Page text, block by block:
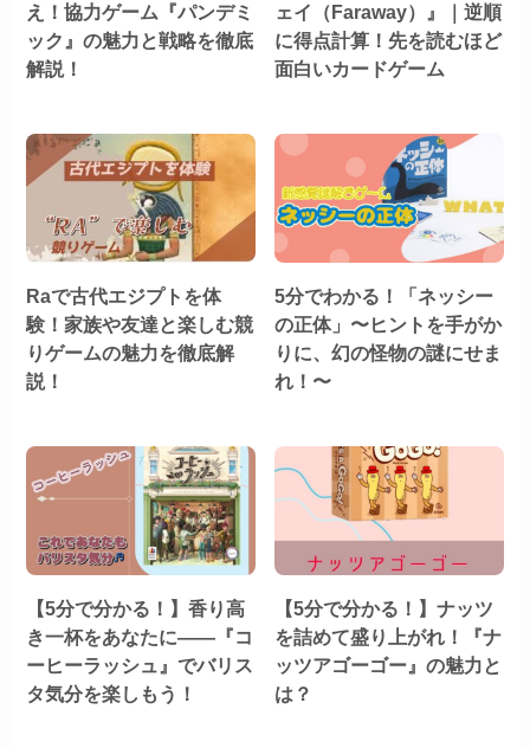
え！協力ゲーム『パンデミ
ック』の魅力と戦略を徹底
解説！
ェイ（Faraway）』｜逆順
に得点計算！先を読むほど
面白いカードゲーム
Raで古代エジプトを体
験！家族や友達と楽しむ競
りゲームの魅力を徹底解
説！
5分でわかる！「ネッシー
の正体」〜ヒントを手がか
りに、幻の怪物の謎にせま
れ！〜
【5分で分かる！】香り高
き一杯をあなたに――『コ
ーヒーラッシュ』でバリス
タ気分を楽しもう！
【5分で分かる！】ナッツ
を詰めて盛り上がれ！『ナ
ッツアゴーゴー』の魅力と
は？